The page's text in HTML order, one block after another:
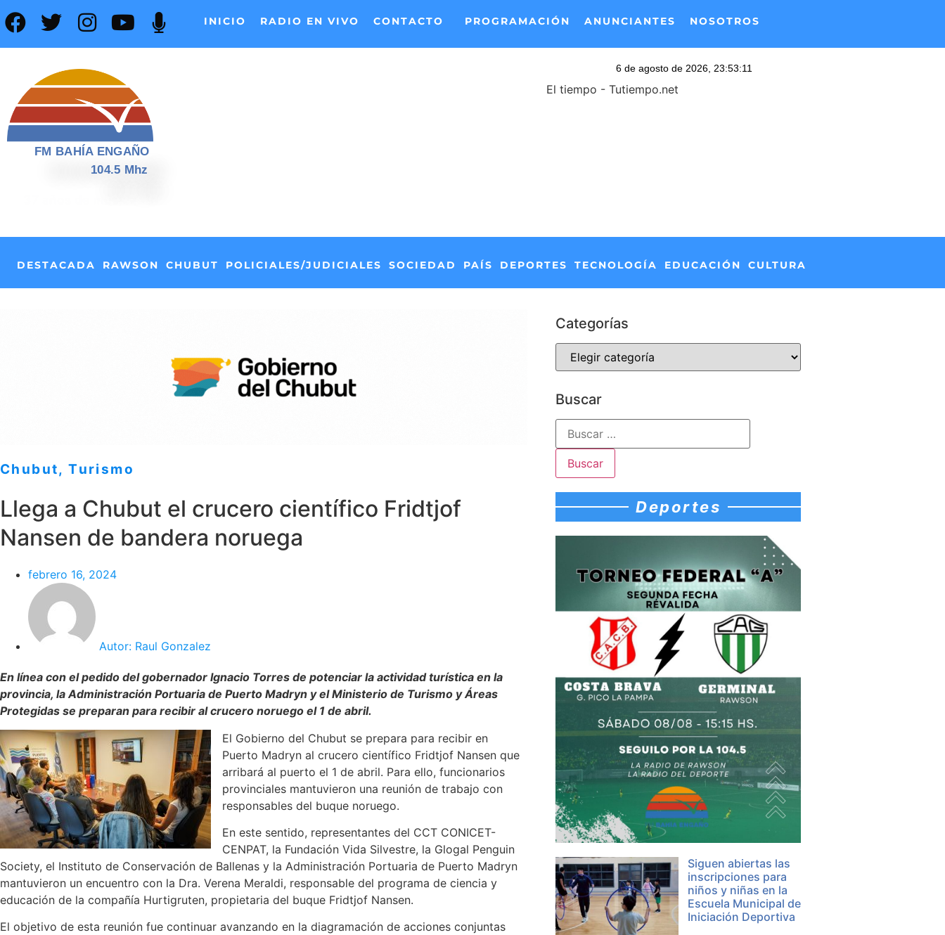
INICIO RADIO EN VIVO CONTACTO PROGRAMACIÓN ANUNCIANTES NOSOTROS
FM BAHÍA ENGAÑO
104.5 Mhz
El tiempo - Tutiempo.net
DESTACADA RAWSON CHUBUT POLICIALES/JUDICIALES SOCIEDAD PAÍS DEPORTES TECNOLOGÍA EDUCACIÓN CULTURA
Chubut,Turismo
Llega a Chubut el crucero científico Fridtjof
Nansen de bandera noruega
febrero 16, 2024
Autor: Raul Gonzalez
En línea con el pedido del gobernador Ignacio Torres de potenciar la actividad turística en la
provincia, la Administración Portuaria de Puerto Madryn y el Ministerio de Turismo y Áreas
Protegidas se preparan para recibir al crucero noruego el 1 de abril.
El Gobierno del Chubut se prepara para recibir en
Puerto Madryn al crucero científico Fridtjof Nansen que
arribará al puerto el 1 de abril. Para ello, funcionarios
provinciales mantuvieron una reunión de trabajo con
responsables del buque noruego.
En este sentido, representantes del CCT CONICET-
CENPAT, la Fundación Vida Silvestre, la Glogal Penguin
Society, el Instituto de Conservación de Ballenas y la Administración Portuaria de Puerto Madryn
mantuvieron un encuentro con la Dra. Verena Meraldi, responsable del programa de ciencia y
educación de la compañía Hurtigruten, propietaria del buque Fridtjof Nansen.
El objetivo de esta reunión fue continuar avanzando en la diagramación de acciones conjuntas
Categorías
Buscar
Deportes
Siguen abiertas las
inscripciones para
niños y niñas en la
Escuela Municipal de
Iniciación Deportiva